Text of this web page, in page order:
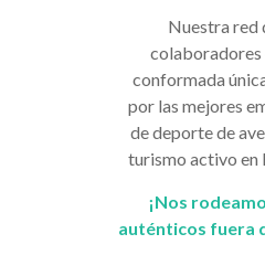
Nuestra red
colaboradores
conformada
por las mejores
de deporte de
turismo activo en
¡Nos
auténticos fuera